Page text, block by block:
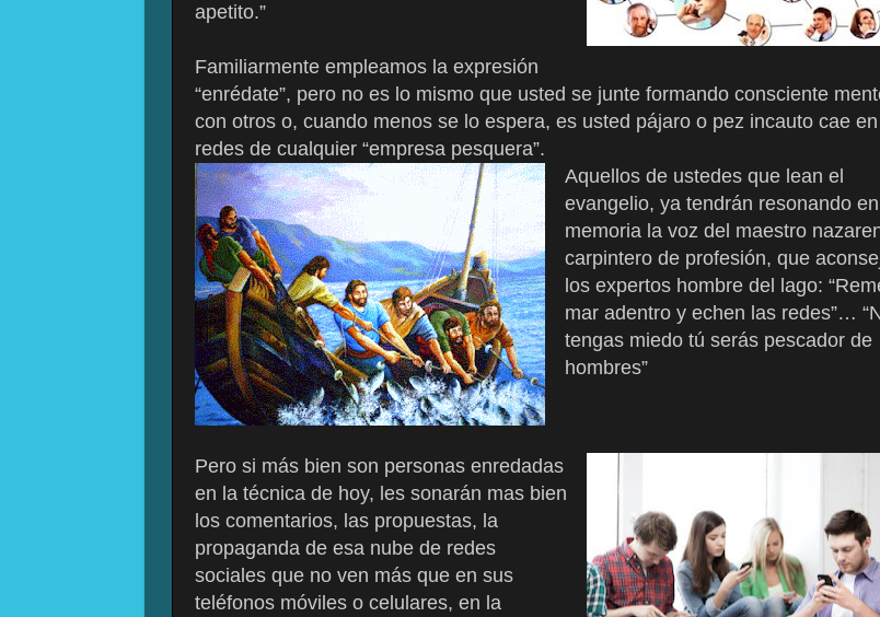
apetito.”
Familiarmente empleamos la expresión
“enrédate”, pero no es lo mismo que usted se junte formando consciente
con otros o, cuando menos se lo espera, es usted pájaro o pez incauto cae
redes de cualquier “empresa pesquera”.
Aquellos de ustedes que lean el
evangelio, ya tendrán resonando
memoria la voz del maestro
carpintero de profesión, que
los expertos hombre del lago:
mar adentro y echen las redes”…
tengas miedo tú serás pescador de
hombres”
Pero si más bien son personas enredadas
en la técnica de hoy, les sonarán mas bien
los comentarios, las propuestas, la
propaganda de esa nube de redes
sociales que no ven más que en sus
teléfonos móviles o celulares, en la